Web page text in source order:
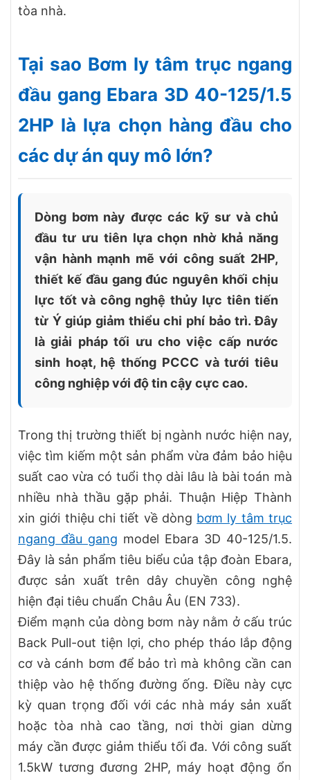
tòa nhà.
Tại sao Bơm ly tâm trục ngang
đầu gang Ebara 3D 40-125/1.5
2HP là lựa chọn hàng đầu cho
các dự án quy mô lớn?
Dòng bơm này được các kỹ sư và chủ
đầu tư ưu tiên lựa chọn nhờ khả năng
vận hành mạnh mẽ với công suất 2HP,
thiết kế đầu gang đúc nguyên khối chịu
lực tốt và công nghệ thủy lực tiên tiến
từ Ý giúp giảm thiểu chi phí bảo trì. Đây
là giải pháp tối ưu cho việc cấp nước
sinh hoạt, hệ thống PCCC và tưới tiêu
công nghiệp với độ tin cậy cực cao.
Trong thị trường thiết bị ngành nước hiện nay,
việc tìm kiếm một sản phẩm vừa đảm bảo hiệu
suất cao vừa có tuổi thọ dài lâu là bài toán mà
nhiều nhà thầu gặp phải. Thuận Hiệp Thành
xin giới thiệu chi tiết về dòng bơm ly tâm trục
ngang đầu gang model Ebara 3D 40-125/1.5.
Đây là sản phẩm tiêu biểu của tập đoàn Ebara,
được sản xuất trên dây chuyền công nghệ
hiện đại tiêu chuẩn Châu Âu (EN 733).
Điểm mạnh của dòng bơm này nằm ở cấu trúc
Back Pull-out tiện lợi, cho phép tháo lắp động
cơ và cánh bơm để bảo trì mà không cần can
thiệp vào hệ thống đường ống. Điều này cực
kỳ quan trọng đối với các nhà máy sản xuất
hoặc tòa nhà cao tầng, nơi thời gian dừng
máy cần được giảm thiểu tối đa. Với công suất
1.5kW tương đương 2HP, máy hoạt động ổn